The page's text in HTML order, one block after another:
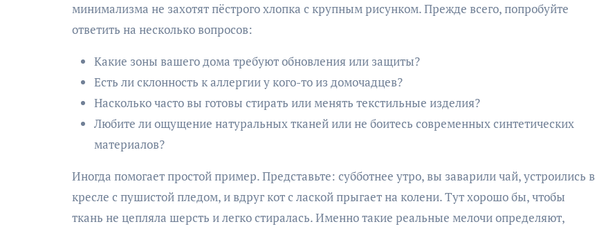
минимализма не захотят пёстрого хлопка с крупным рисунком. Прежде всего, попробуйте
ответить на несколько вопросов:
Какие зоны вашего дома требуют обновления или защиты?
Есть ли склонность к аллергии у кого-то из домочадцев?
Насколько часто вы готовы стирать или менять текстильные изделия?
Любите ли ощущение натуральных тканей или не боитесь современных синтетических
материалов?
Иногда помогает простой пример. Представьте: субботнее утро, вы заварили чай, устроились в
кресле с пушистой пледом, и вдруг кот с лаской прыгает на колени. Тут хорошо бы, чтобы
ткань не цепляла шерсть и легко стиралась. Именно такие реальные мелочи определяют,